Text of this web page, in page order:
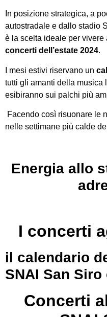
In posizione strategica, a
autostradale e dallo stadio
è la scelta ideale per vivere
concerti dell’estate 2024.
I mesi estivi riservano un
tutti gli amanti della musica
esibiranno sui palchi più
Facendo così risuonare le
nelle settimane più calde
Energia allo
I concerti
il calendario
SNAI San Siro
Concerti